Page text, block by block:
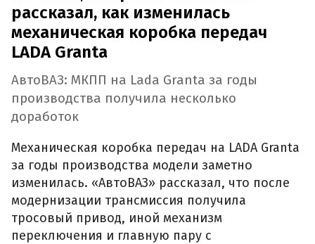
рассказал, как изменилась
механическая коробка передач
LADA Granta
АвтоВАЗ: МКПП на Lada Granta за годы
производства получила несколько
доработок
Механическая коробка передач на LADA Granta
за годы производства модели заметно
изменилась. «АвтоВАЗ» рассказал, что после
модернизации трансмиссия получила
тросовый привод, иной механизм
переключения и главную пару с